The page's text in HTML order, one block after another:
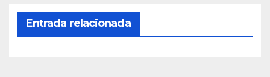
Entrada relacionada